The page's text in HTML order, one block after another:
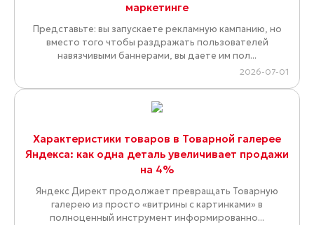
маркетинге
Представьте: вы запускаете рекламную кампанию, но
вместо того чтобы раздражать пользователей
навязчивыми баннерами, вы даете им пол...
2026-07-01
Характеристики товаров в Товарной галерее
Яндекса: как одна деталь увеличивает продажи
на 4%
Яндекс Директ продолжает превращать Товарную
галерею из просто «витрины с картинками» в
полноценный инструмент информированно...